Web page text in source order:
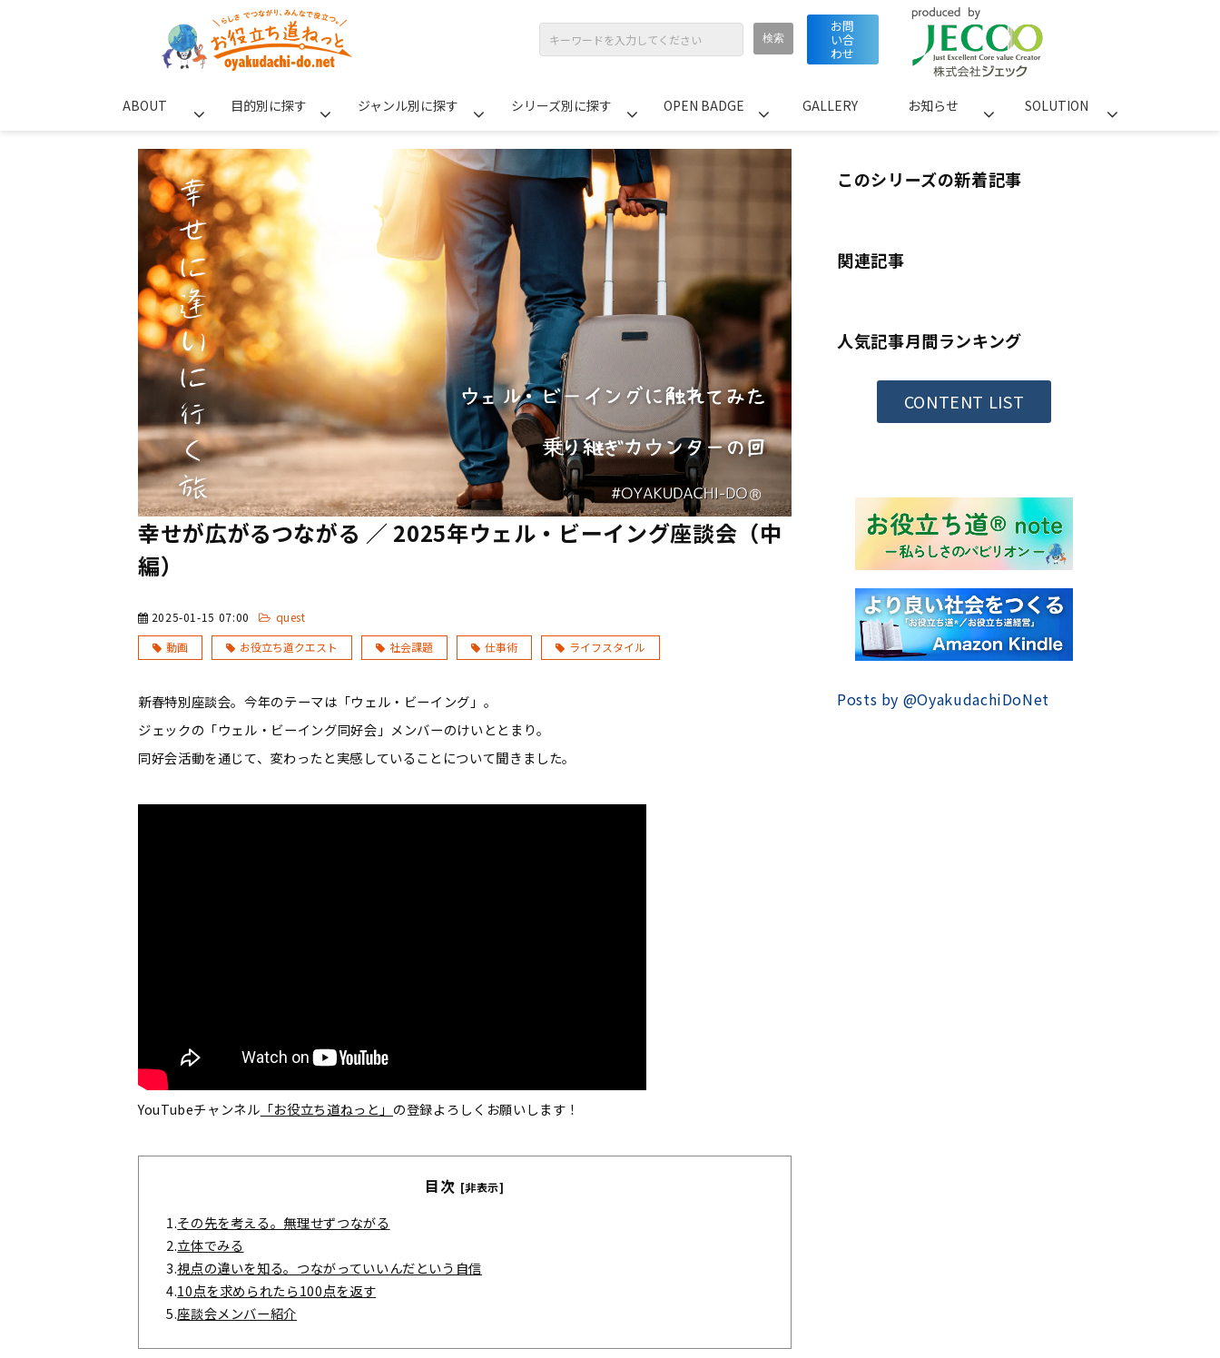
お問
い合
わせ
ABOUT 目的別に探す ジャンル別に探す シリーズ別に探す OPEN BADGE GALLERY お知らせ SOLUTION
幸せが広がるつながる ／ 2025年ウェル・ビーイング座談会（中
編）
2025-01-15 07:00
quest
動画
お役立ち道クエスト 社会課題 仕事術 ライフスタイル
新春特別座談会。今年のテーマは「ウェル・ビーイング」。
ジェックの「ウェル・ビーイング同好会」メンバーのけいととまり。
同好会活動を通じて、変わったと実感していることについて聞きました。
YouTubeチャンネル 「お役立ち道ねっと」 の登録よろしくお願いします！
目次 [非表示]
1.その先を考える。無理せずつながる
2.立体でみる
3.視点の違いを知る。つながっていいんだという自信
4.10点を求められたら100点を返す
5.座談会メンバー紹介
このシリーズの新着記事
関連記事
人気記事月間ランキング
CONTENT LIST
Posts by @OyakudachiDoNet